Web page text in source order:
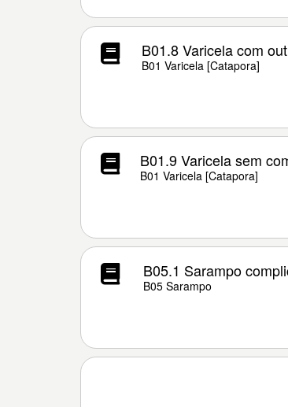
B01.8 Varicela com
B01 Varicela [Catapora]
B01.9 Varicela sem
B01 Varicela [Catapora]
B05.1 Sarampo
B05 Sarampo